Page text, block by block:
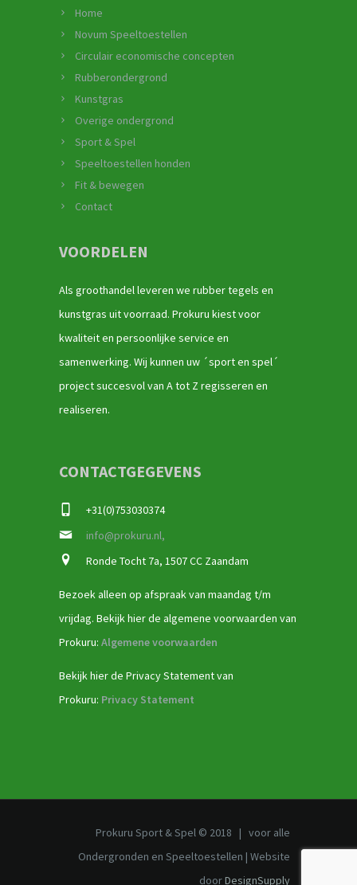
Home
Novum Speeltoestellen
Circulair economische concepten
Rubberondergrond
Kunstgras
Overige ondergrond
Sport & Spel
Speeltoestellen honden
Fit & bewegen
Contact
VOORDELEN
Als groothandel leveren we rubber tegels en
kunstgras uit voorraad. Prokuru kiest voor
kwaliteit en persoonlijke service en
samenwerking. Wij kunnen uw ´sport en spel´
project succesvol van A tot Z regisseren en
realiseren.
CONTACTGEGEVENS
+31(0)753030374
info@prokuru.nl,
Ronde Tocht 7a, 1507 CC Zaandam
Bezoek alleen op afspraak van maandag t/m
vrijdag. Bekijk hier de algemene voorwaarden van
Prokuru: Algemene voorwaarden
Bekijk hier de Privacy Statement van
Prokuru: Privacy Statement
Prokuru Sport & Spel © 2018 | voor alle
Ondergronden en Speeltoestellen | Website
doorDesignSupply